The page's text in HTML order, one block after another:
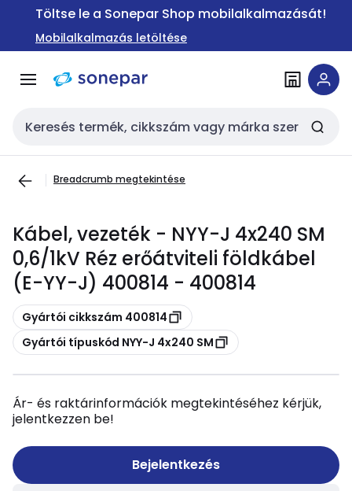
Ugrás a
Ugrás a
tartalomra
Töltse le a Sonepar Shop mobilalkalmazását!
Mobilalkalmazás letöltése
Keresési bemenet
Breadcrumb megtekintése
Kábel, vezeték - NYY-J 4x240 SM
0,6/1kV Réz erőátviteli földkábel
(E-YY-J) 400814 - 400814
Másolás
Gyártói cikkszám 400814
Másolás
Gyártói típuskód NYY-J 4x240 SM
Ár- és raktárinformációk megtekintéséhez kérjük,
jelentkezzen be!
Bejelentkezés